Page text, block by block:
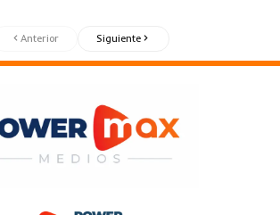
Anterior Siguiente